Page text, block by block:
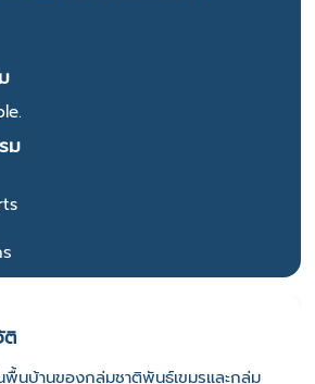
ม
ติ
นพื้นบ้านของกลุ่มชาติพันธุ์เขมรและกลุ่ม